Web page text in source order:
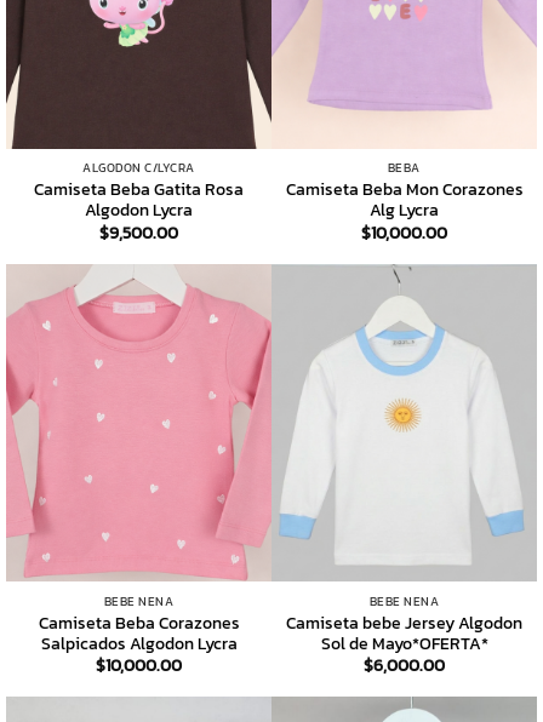
ALGODON C/LYCRA
Camiseta Beba Gatita Rosa
Algodon Lycra
$9,500.00
BEBA
Camiseta Beba Mon Corazones
Alg Lycra
$10,000.00
BEBE NENA
Camiseta Beba Corazones
Salpicados Algodon Lycra
$10,000.00
BEBE NENA
Camiseta bebe Jersey Algodon
Sol de Mayo*OFERTA*
$6,000.00